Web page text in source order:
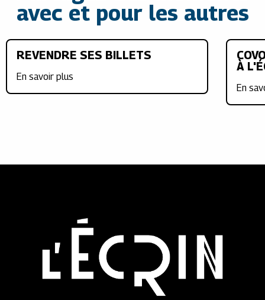
avec et pour les autres
REVENDRE SES BILLETS
En savoir plus
À
En